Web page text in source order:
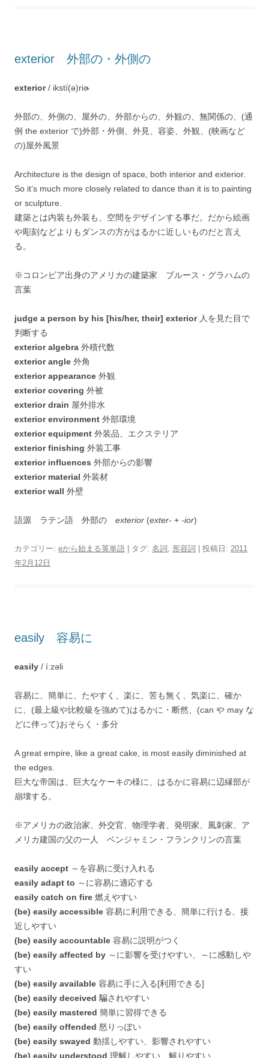
exterior 外部の・外側の
exterior/ ikstí(ə)riɚ
外部の、外側の、屋外の、外部からの、外観の、無関係の、(通
例 the exterior で)外部・外側、外見、容姿、外観、(映画など
の)屋外風景
Architecture is the design of space, both interior and exterior.
So it’s much more closely related to dance than it is to painting
or sculpture.
建築とは内装も外装も、空間をデザインする事だ。だから絵画
や彫刻などよりもダンスの方がはるかに近しいものだと言え
る。
※コロンビア出身のアメリカの建築家 ブルース・グラハムの
言葉
judge a person by his [his/her, their] exterior人を見た目で
判断する
exterior algebra 外積代数
exterior angle 外角
exterior appearance 外観
exterior covering 外被
exterior drain 屋外排水
exterior environment 外部環境
exterior equipment 外装品、エクステリア
exterior finishing 外装工事
exterior influences 外部からの影響
exterior material 外装材
exterior wall 外壁
語源 ラテン語 外部の exterior (exter- + -ior)
カテゴリー: eから始まる英単語 | タグ: 名詞 , 形容詞 | 投稿日: 2011
年2月12日
easily 容易に
easily / íːzəli
容易に、簡単に、たやすく、楽に、苦も無く、気楽に、確か
に、(最上級や比較級を強めて)はるかに・断然、(can や may な
どに伴って)おそらく・多分
A great empire, like a great cake, is most easily diminished at
the edges.
巨大な帝国は、巨大なケーキの様に、はるかに容易に辺縁部が
崩壊する。
※アメリカの政治家、外交官、物理学者、発明家、風刺家、ア
メリカ建国の父の一人 ベンジャミン・フランクリンの言葉
easily accept ～を容易に受け入れる
easily adapt to ～に容易に適応する
easily catch on fire 燃えやすい
(be) easily accessible 容易に利用できる、簡単に行ける、接
近しやすい
(be) easily accountable 容易に説明がつく
(be) easily affected by ～に影響を受けやすい、～に感動しや
すい
(be) easily available 容易に手に入る[利用できる]
(be) easily deceived 騙されやすい
(be) easily mastered 簡単に習得できる
(be) easily offended 怒りっぽい
(be) easily swayed 動揺しやすい、影響されやすい
(be) easily understood 理解しやすい、解りやすい